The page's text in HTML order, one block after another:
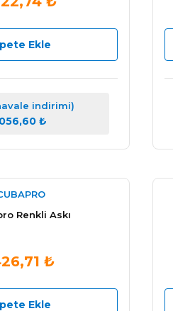
Ekle
indirimi)
₺
Renkli Askı
₺
Ekle